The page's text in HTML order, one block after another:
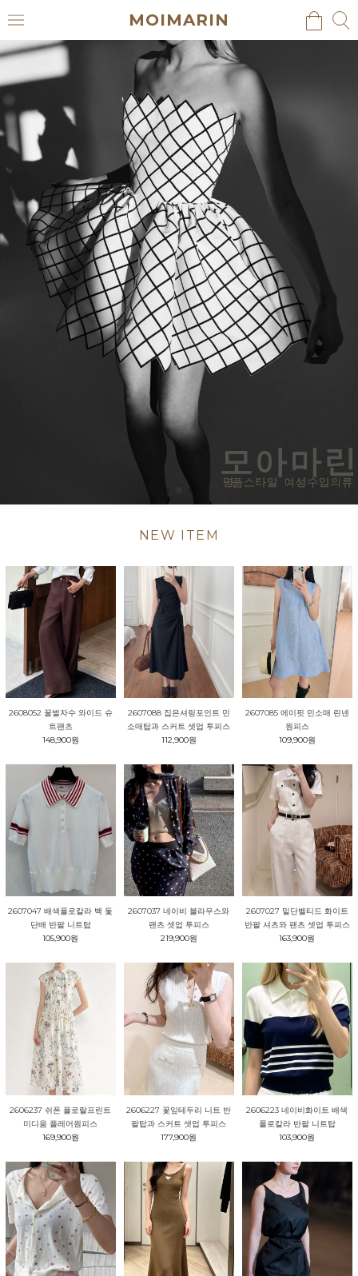
MOIMARIN
메
뉴
색
검
NEW ITEM
2608052 꿀벌자수 와이드 슈
트팬츠
148,900원
2607088 집은셔링포인트 민
소매탑과 스커트 셋업 투피스
112,900원
2607085 에이핏 민소매 린넨
원피스
109,900원
2607047 배색폴로칼라 백 돛
단배 반팔 니트탑
105,900원
2607037 네이비 블라우스와
팬츠 셋업 투피스
219,900원
2607027 밑단벨티드 화이트
반팔 셔츠와 팬츠 셋업 투피스
163,900원
2606237 쉬폰 플로랄프린트
미디움 플레어원피스
169,900원
2606227 꽃잎테두리 니트 반
팔탑과 스커트 셋업 투피스
177,900원
2606223 네이비화이트 배색
폴로칼라 반팔 니트탑
103,900원